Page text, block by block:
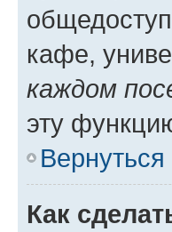
кафе,
каждом
эту
Как